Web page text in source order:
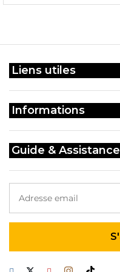
Liens utiles
Informations
Guide & Assistance